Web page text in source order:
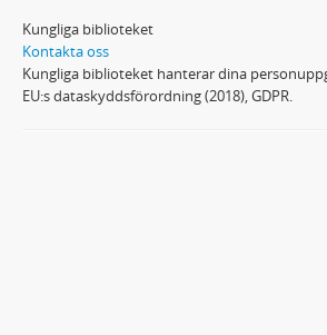
Kungliga biblioteket
Kontakta oss
Kungliga biblioteket hanterar dina
EU:s dataskyddsförordning (2018), GDPR.